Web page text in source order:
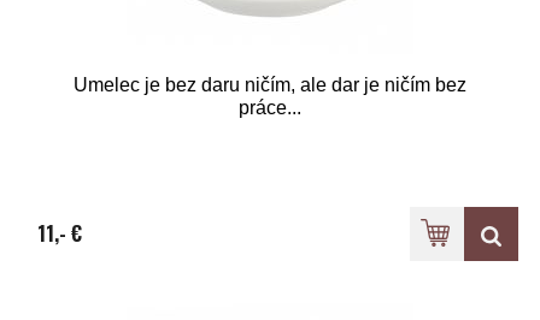
Umelec je bez daru ničím, ale dar je ničím bez
práce...
11,- €